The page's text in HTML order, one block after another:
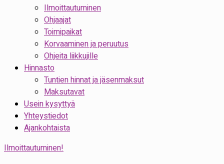
Ilmoittautuminen
Ohjaajat
Toimipaikat
Korvaaminen ja peruutus
Ohjeita liikkujille
Hinnasto
Tuntien hinnat ja jäsenmaksut
Maksutavat
Usein kysyttyä
Yhteystiedot
Ajankohtaista
Ilmoittautuminen!